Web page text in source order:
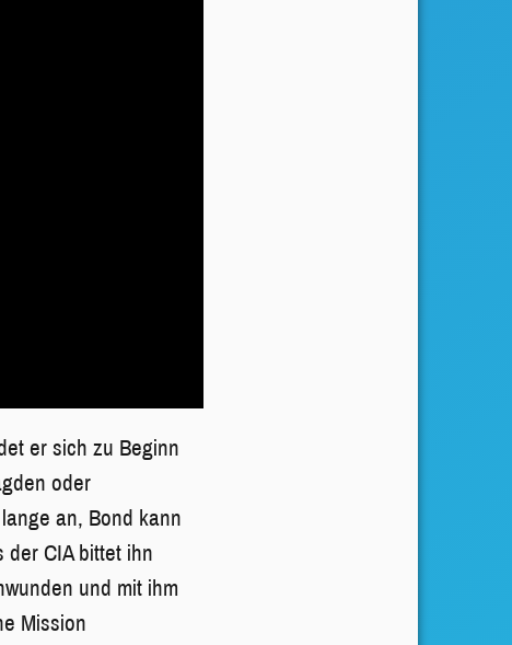
er sich zu Beginn
oder
an, Bond kann
CIA bittet ihn
und mit ihm
Mission